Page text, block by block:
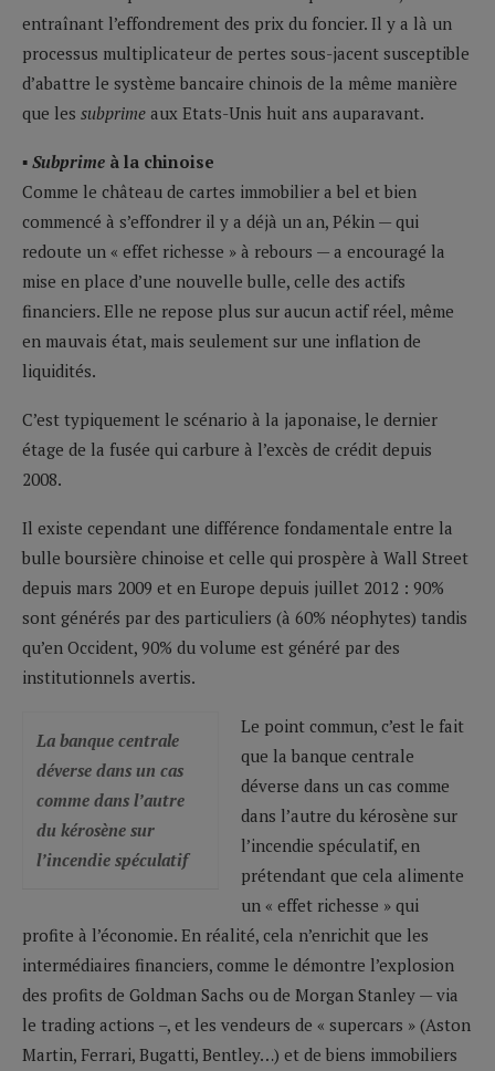
entraînant l’effondrement des prix du foncier. Il y a là un
processus multiplicateur de pertes sous-jacent susceptible
d’abattre le système bancaire chinois de la même manière
que les subprime aux Etats-Unis huit ans auparavant.
▪ Subprime à la chinoise
Comme le château de cartes immobilier a bel et bien
commencé à s’effondrer il y a déjà un an, Pékin — qui
redoute un « effet richesse » à rebours — a encouragé la
mise en place d’une nouvelle bulle, celle des actifs
financiers. Elle ne repose plus sur aucun actif réel, même
en mauvais état, mais seulement sur une inflation de
liquidités.
C’est typiquement le scénario à la japonaise, le dernier
étage de la fusée qui carbure à l’excès de crédit depuis
2008.
Il existe cependant une différence fondamentale entre la
bulle boursière chinoise et celle qui prospère à Wall Street
depuis mars 2009 et en Europe depuis juillet 2012 : 90%
sont générés par des particuliers (à 60% néophytes) tandis
qu’en Occident, 90% du volume est généré par des
institutionnels avertis.
La banque centrale
déverse dans un cas
comme dans l’autre
du kérosène sur
l’incendie spéculatif
Le point commun, c’est le fait
que la banque centrale
déverse dans un cas comme
dans l’autre du kérosène sur
l’incendie spéculatif, en
prétendant que cela alimente
un « effet richesse » qui
profite à l’économie. En réalité, cela n’enrichit que les
intermédiaires financiers, comme le démontre l’explosion
des profits de Goldman Sachs ou de Morgan Stanley — via
le trading actions –, et les vendeurs de « supercars » (Aston
Martin, Ferrari, Bugatti, Bentley…) et de biens immobiliers